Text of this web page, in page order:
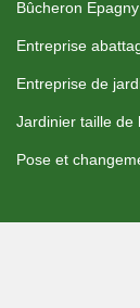
Bûcheron Epagny
Entreprise
Entreprise de
Jardinier taille de
Pose et